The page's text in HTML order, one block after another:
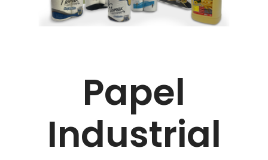
Papel
Industrial